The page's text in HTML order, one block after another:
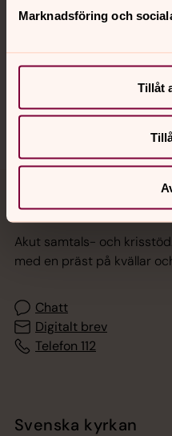
Marknadsföring och
Tillåt
Hitta snabbt
Jourhavande präst
Akut samtals- och
med en präst på kvällar
Chatt
Digitalt brev
Telefon 112
Svenska kyrkan